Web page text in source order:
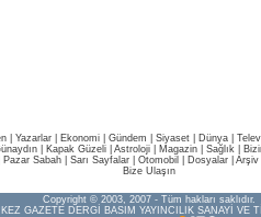
Yazarlar Ekonomi Gündem Siyaset Dünya |
Kapak Güzeli Astroloji Magazin Sağlık
Pazar Sabah Sarı Sayfalar Otomobil Dosyalar Arşiv
Bize Ulaşın
Copyright © 2003, 2007 - Tüm hakları saklıdır.
GAZETE DERGİ BASIM YAYINCILIK SANAYİ VE